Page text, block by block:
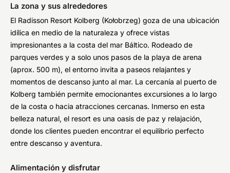
La zona y sus alrededores
El Radisson Resort Kolberg (Kołobrzeg) goza de una ubicación
idílica en medio de la naturaleza y ofrece vistas
impresionantes a la costa del mar Báltico. Rodeado de
parques verdes y a solo unos pasos de la playa de arena
(aprox. 500 m), el entorno invita a paseos relajantes y
momentos de descanso junto al mar. La cercanía al puerto de
Kolberg también permite emocionantes excursiones a lo largo
de la costa o hacia atracciones cercanas. Inmerso en esta
belleza natural, el resort es una oasis de paz y relajación,
donde los clientes pueden encontrar el equilibrio perfecto
entre descanso y aventura.
Alimentación y disfrutar